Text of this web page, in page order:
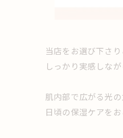
当店をお選び下さ
しっかり実感しな
肌内部で広がる光
日頃の保湿ケアを